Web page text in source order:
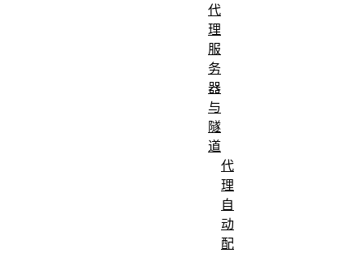
代
理
服
务
器
与
隧
道
代
理
自
动
配